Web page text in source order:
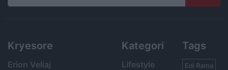
Search
Kryesore
Erion Veliaj
Kategori
Lifestyle
Tags
Edi Rama